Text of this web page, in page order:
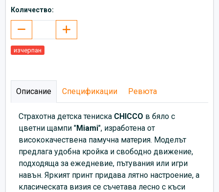
Количество:
изчерпан
Описание Спецификации Ревюта
Страхотна детска тениска CHICCO в бяло с
цветни щампи "Miami", изработена от
висококачествена памучна материя. Моделът
предлага удобна кройка и свободно движение,
подходяща за ежедневие, пътувания или игри
навън. Яркият принт придава лятно настроение, а
класическата визия се съчетава лесно с къси